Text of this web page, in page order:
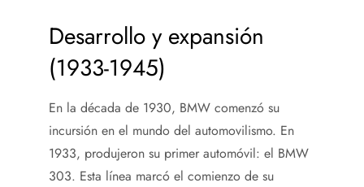
Desarrollo y expansión
(1933-1945)
En la década de 1930, BMW comenzó su
incursión en el mundo del automovilismo. En
1933, produjeron su primer automóvil: el BMW
303. Esta línea marcó el comienzo de su